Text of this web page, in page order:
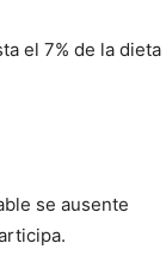
el 7% de la dieta
se ausente